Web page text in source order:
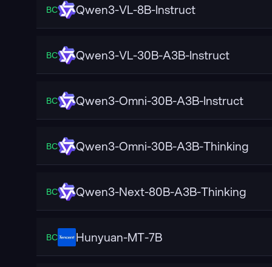
ВС Qwen3-VL-8B-Instruct
ВС Qwen3-VL-30B-A3B-Instruct
ВС Qwen3-Omni-30B-A3B-Instruct
ВС Qwen3-Omni-30B-A3B-Thinking
ВС Qwen3-Next-80B-A3B-Thinking
ВС Hunyuan-MT-7B